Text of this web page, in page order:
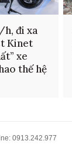
đi xa
Kinet
xe
thế hệ
0913.242.977